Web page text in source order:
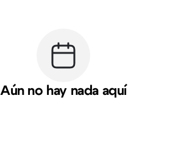
Aún no hay nada aquí